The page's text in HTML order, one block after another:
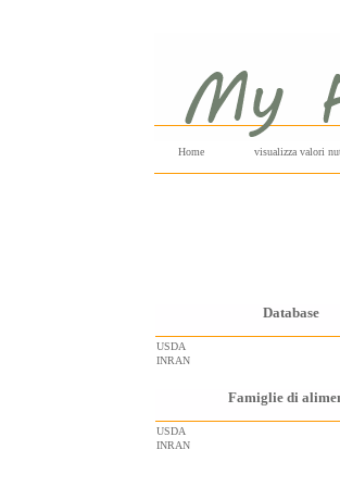
Home visualizza valori
Database
USDA
INRAN
Famiglie di
USDA
INRAN